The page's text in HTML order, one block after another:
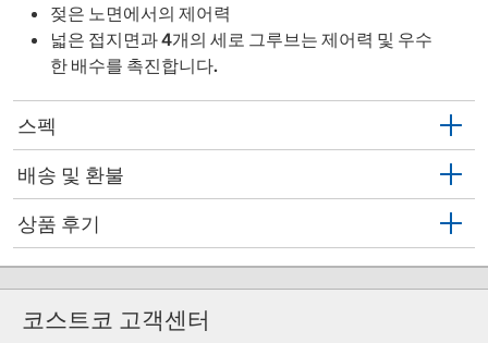
젖은 노면에서의 제어력
넓은 접지면과 4개의 세로 그루브는 제어력 및 우수
한 배수를 촉진합니다.
스펙
배송 및 환불
상품 후기
코스트코 고객센터